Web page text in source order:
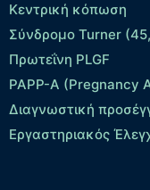
Κεντρική κόπωση
Σύνδρομο Turner
Πρωτεΐνη PLGF
PAPP-A (Pregnancy
Διαγνωστική
Εργαστηριακός